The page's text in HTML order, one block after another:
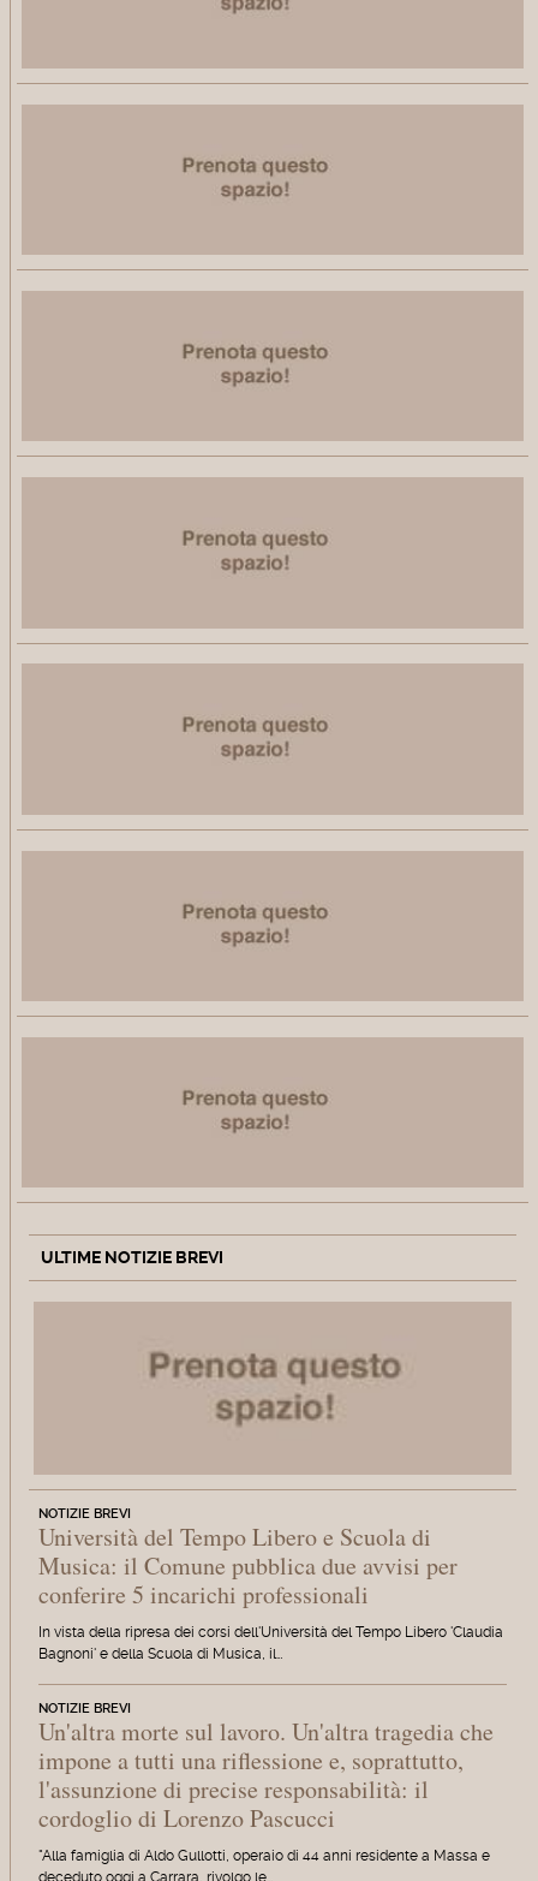
ULTIME NOTIZIE BREVI
NOTIZIE BREVI
Università del Tempo Libero e Scuola di
Musica: il Comune pubblica due avvisi per
conferire 5 incarichi professionali
In vista della ripresa dei corsi dell'Università del Tempo Libero 'Claudia
Bagnoni' e della Scuola di Musica, il…
NOTIZIE BREVI
Un'altra morte sul lavoro. Un'altra tragedia che
impone a tutti una riflessione e, soprattutto,
l'assunzione di precise responsabilità: il
cordoglio di Lorenzo Pascucci
"Alla famiglia di Aldo Gullotti, operaio di 44 anni residente a Massa e
deceduto oggi a Carrara, rivolgo le…